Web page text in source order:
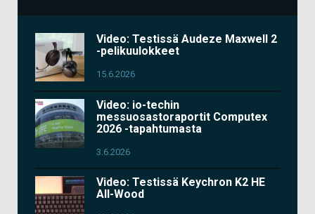
Video: Testissä Audeze Maxwell 2
-pelikuulokkeet
15.6.2026
Video: io-techin
messuosastoraportit Computex
2026 -tapahtumasta
3.6.2026
Video: Testissä Keychron K2 HE
All-Wood